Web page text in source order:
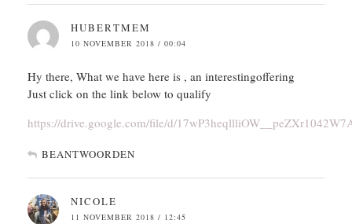
HUBERTMEM
10 NOVEMBER 2018 / 00:04
Hy there, What we have here is , an interestingoffering
Just click on the link below to qualify
https://drive.google.com/file/d/
BEANTWOORDEN
NICOLE
11 NOVEMBER 2018 / 12:45